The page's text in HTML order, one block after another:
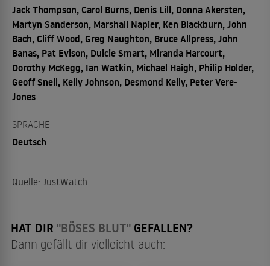
Jack Thompson, Carol Burns, Denis Lill, Donna Akersten,
Martyn Sanderson, Marshall Napier, Ken Blackburn, John
Bach, Cliff Wood, Greg Naughton, Bruce Allpress, John
Banas, Pat Evison, Dulcie Smart, Miranda Harcourt,
Dorothy McKegg, Ian Watkin, Michael Haigh, Philip Holder,
Geoff Snell, Kelly Johnson, Desmond Kelly, Peter Vere-
Jones
SPRACHE
Deutsch
Quelle: JustWatch
HAT DIR "BÖSES BLUT" GEFALLEN?
Dann gefällt dir vielleicht auch: